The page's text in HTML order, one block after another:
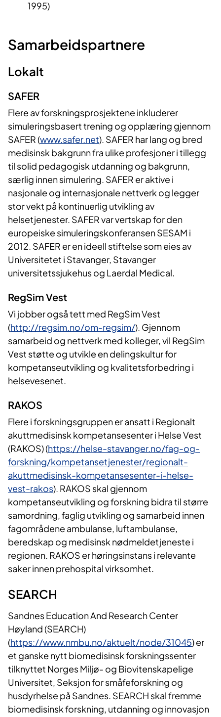
1995)
Samarbeidspartnere
Lokalt
SAFER
Flere av forskningsprosjektene inkluderer
simuleringsbasert trening og opplæring gjennom
SAFER (www.safer.net). SAFER har lang og bred
medisinsk bakgrunn fra ulike profesjoner i tillegg
til solid pedagogisk utdanning og bakgrunn,
særlig innen simulering. SAFER er aktive i
nasjonale og internasjonale nettverk og legger
stor vekt på kontinuerlig utvikling av
helsetjenester. SAFER var vertskap for den
europeiske simuleringskonferansen SESAM i
2012. SAFER er en ideell stiftelse som eies av
Universitetet i Stavanger, Stavanger
universitetssjukehus og Laerdal Medical.
RegSim Vest
Vi jobber også tett med RegSim Vest
(http://regsim.no/om-regsim/). Gjennom
samarbeid og nettverk med kolleger, vil RegSim
Vest støtte og utvikle en delingskultur for
kompetanseutvikling og kvalitetsforbedring i
helsevesenet.
RAKOS
Flere i forskningsgruppen er ansatt i Regionalt
akuttmedisinsk kompetansesenter i Helse Vest
(RAKOS) (https://helse-stavanger.no/fag-og-
forskning/kompetansetjenester/regionalt-
akuttmedisinsk-kompetansesenter-i-helse-
vest-rakos). RAKOS skal gjennom
kompetanseutvikling og forskning bidra til større
samordning, faglig utvikling og samarbeid innen
fagområdene ambulanse, luftambulanse,
beredskap og medisinsk nødmeldetjeneste i
regionen. RAKOS er høringsinstans i relevante
saker innen prehospital virksomhet.
SEARCH
Sandnes Education And Research Center
Høyland (SEARCH)
(https://www.nmbu.no/aktuelt/node/31045) er
et ganske nytt biomedisinsk forskningssenter
tilknyttet Norges Miljø- og Biovitenskapelige
Universitet, Seksjon for småfeforskning og
husdyrhelse på Sandnes. SEARCH skal fremme
biomedisinsk forskning, utdanning og innovasjon